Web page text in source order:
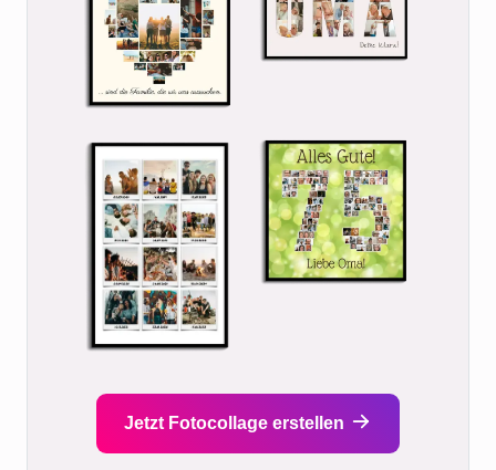
Jetzt Fotocollage erstellen